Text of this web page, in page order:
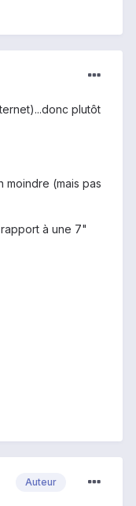
plutôt
(mais pas
à une 7"
Auteur